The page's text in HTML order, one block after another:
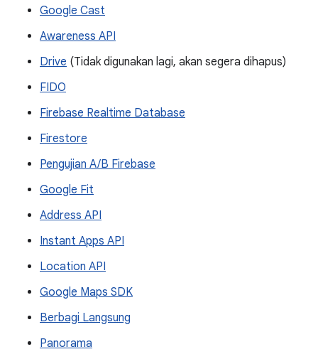
Google Cast
Awareness API
Drive (Tidak digunakan lagi, akan segera dihapus)
FIDO
Firebase Realtime Database
Firestore
Pengujian A/B Firebase
Google Fit
Address API
Instant Apps API
Location API
Google Maps SDK
Berbagi Langsung
Panorama